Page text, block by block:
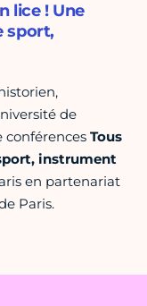
lice ! Une
sport,
de
conférences Tous
instrument
en partenariat
Paris.